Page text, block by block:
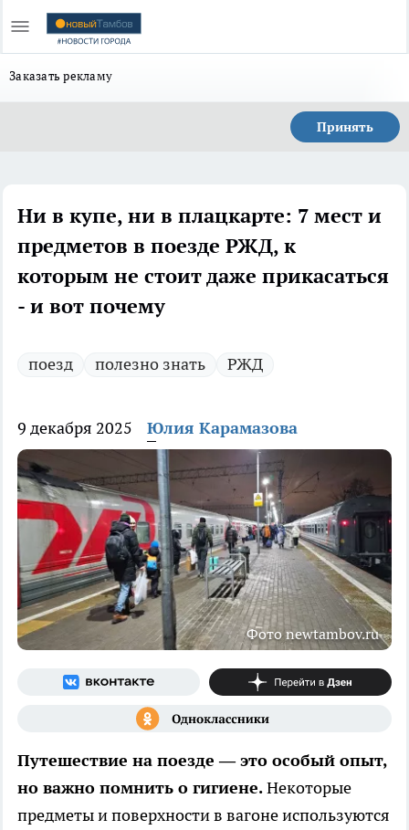
Заказать рекламу
Принять
Ни в купе, ни в плацкарте: 7 мест и
предметов в поезде РЖД, к
которым не стоит даже прикасаться
- и вот почему
поезд полезно знать РЖД
9 декабря 2025 Юлия Карамазова
Фото newtambov.ru
Путешествие на поезде — это особый опыт,
но важно помнить о гигиене.Некоторые
предметы и поверхности в вагоне используются